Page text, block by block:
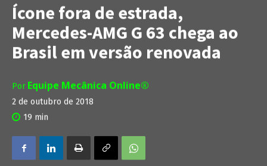
Ícone fora de estrada,
Mercedes-AMG G 63 chega ao
Brasil em versão renovada
Por Equipe Mecânica Online®
2 de outubro de 2018
19 min